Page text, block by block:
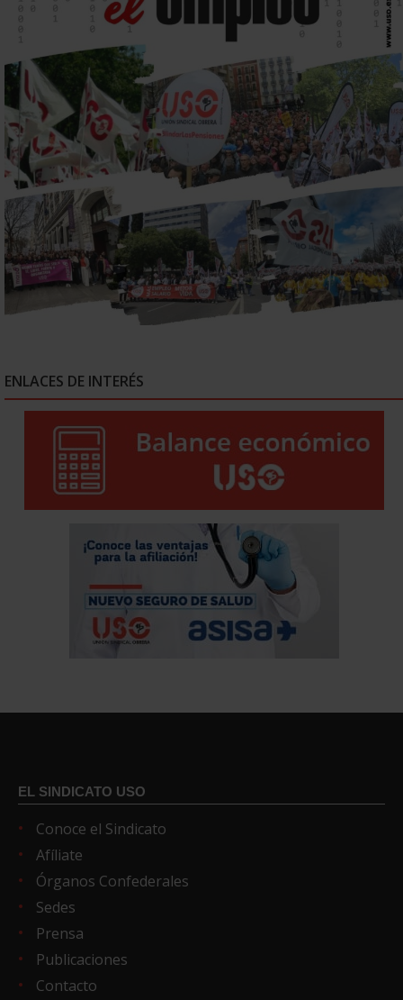
ENLACES DE INTERÉS
EL SINDICATO USO
Conoce el Sindicato
Afíliate
Órganos Confederales
Sedes
Prensa
Publicaciones
Contacto